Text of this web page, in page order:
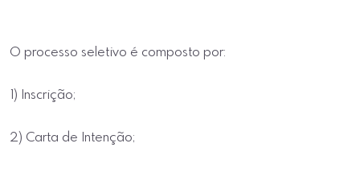
O processo seletivo é composto por:
1) Inscrição;
2) Carta de Intenção;